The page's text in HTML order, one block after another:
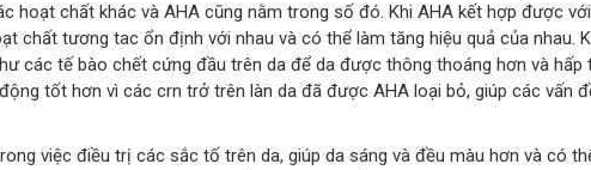
hoạt chất khác và AHA cũng nằm trong số đó. Khi AHA kết hợp được
chất tương tac ổn định với nhau và có thể làm tăng hiệu quả của nhau.
các tế bào chết cứng đầu trên da để da được thông thoáng hơn và
tốt hơn vì các crn trở trên làn da đã được AHA loại bỏ, giúp các vấn
việc điều trị các sắc tố trên da, giúp da sáng và đều màu hơn và có